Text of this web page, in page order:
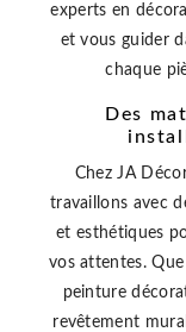
experts en
et vous guider
chaque
Des
Chez JA
travaillons avec
et esthétiques
vos attentes.
peinture
revêtement